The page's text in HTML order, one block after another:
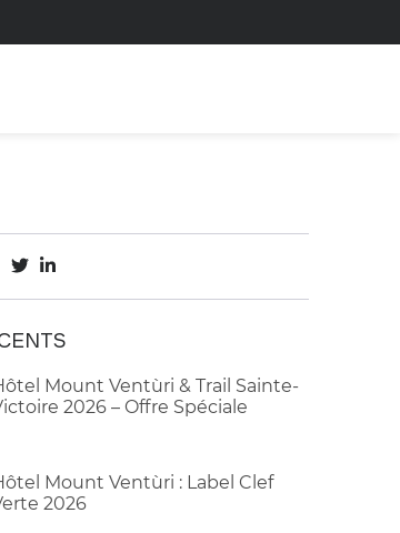
Mount Ventùri & Trail Sainte-
2026 – Offre Spéciale
Mount Ventùri : Label Clef
2026